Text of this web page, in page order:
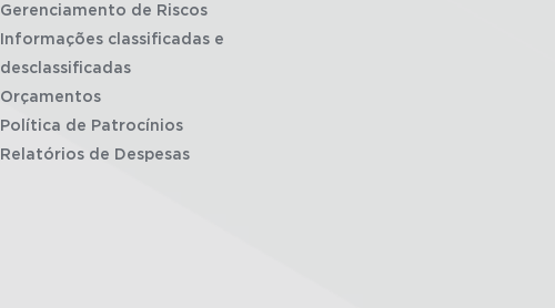
Gerenciamento de Riscos
Informações classificadas e
desclassificadas
Orçamentos
Política de Patrocínios
Relatórios de Despesas